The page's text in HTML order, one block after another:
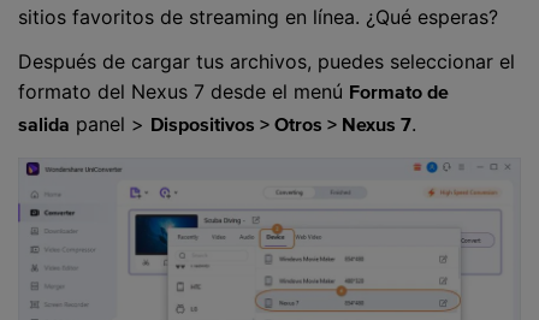
sitios favoritos de streaming en línea. ¿Qué esperas?
Después de cargar tus archivos, puedes seleccionar el
formato del Nexus 7 desde el menú Formato de
salida panel > Dispositivos > Otros > Nexus 7.